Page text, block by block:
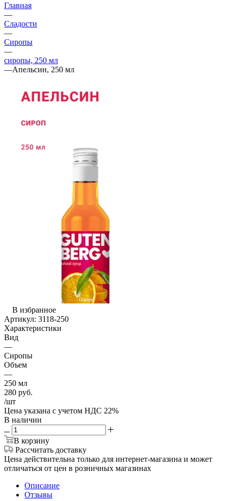
Главная
—
Сладости
—
Сиропы
—
сиропы, 250 мл
—Апельсин, 250 мл
В избранное
Артикул: 3118-250
Характеристики
Вид
—
Сиропы
Объем
—
250 мл
280 руб.
/шт
Цена указана с учетом НДС 22%
В наличии
В корзину
Рассчитать доставку
Цена действительна только для интернет-магазина и может
отличаться от цен в розничных магазинах
Описание
Отзывы